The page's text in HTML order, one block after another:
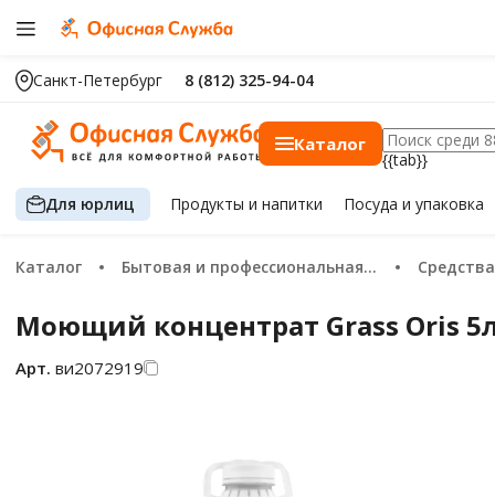
Санкт-Петербург 8 (812) 325-94-04
Каталог
{{tab}}
Для юрлиц Продуктыи напитки Посуда и упаковка
Каталог Бытовая и профессиональная химия
Моющий концентрат Grass Oris
Арт. ви2072919